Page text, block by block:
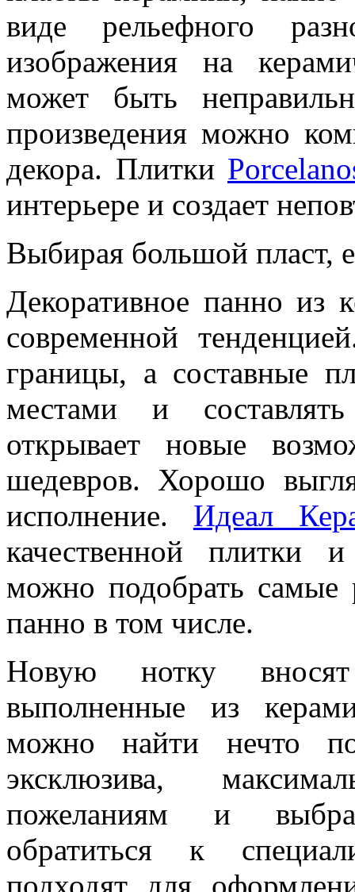
виде рельефного
изображения на
может быть
произведения можно
декора. Плитки
интерьере и создает
Выбирая большой пласт,
Декоративное панно из
современной
границы, а составные
местами и
открывает новые
шедевров. Хорошо
исполнение. Идеал
качественной плитки
можно подобрать самые
панно в том числе.
Новую нотку
выполненные из
можно найти нечто
эксклюзива,
пожеланиям и
обратиться к